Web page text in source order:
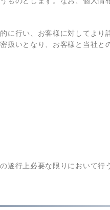
行い、お客様に対してよ
いとなり、お客様と当社と
行上必要な限りにおいて行